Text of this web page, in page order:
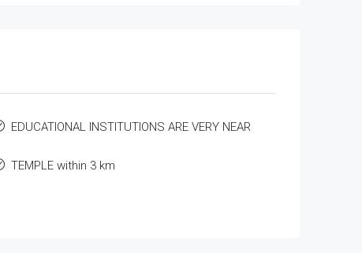
EDUCATIONAL INSTITUTIONS ARE VERY NEAR
TEMPLE within 3 km